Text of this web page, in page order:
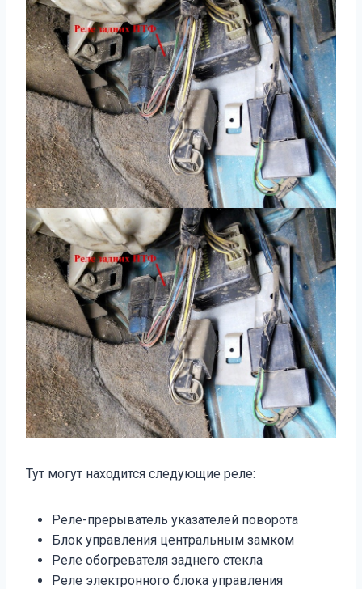
Тут могут находится следующие реле:
Реле-прерыватель указателей поворота
Блок управления центральным замком
Реле обогревателя заднего стекла
Реле электронного блока управления